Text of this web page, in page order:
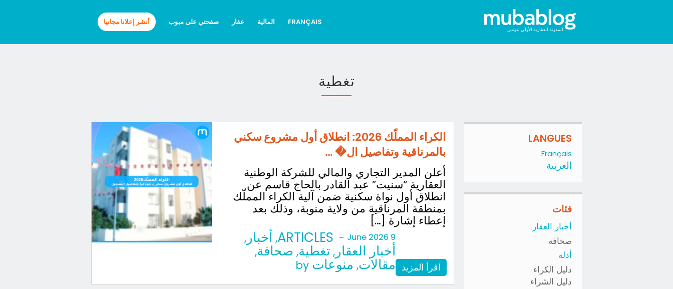
المدونة العقارية الأولى بتونس
أنشر إعلانا مجانيا صفحتي على مبوب عقار المالية FRANÇAIS
تغطية
الكراء المملّك 2026: انطلاق أول مشروع سكني
بالمرناقية وتفاصيل ال� …
أعلن المدير التجاري والمالي للشركة الوطنية
العقارية “سنيت” عبد القادر بالحاج قاسم عن
انطلاق أول نواة سكنية ضمن آلية الكراء المملّك
بمنطقة المرناقية من ولاية منوبة، وذلك بعد
إعطاء إشارة […]
اقرأ المزيد
9 June 2026
-
ARTICLES
, أخبار,
أخبار العقار,تغطية, صحافة,
مقالات, منوعات by
LANGUES
Français
العربية
فئات
أخبار العقار
صحافة
أدلة
دليل الكراء
دليل الشراء